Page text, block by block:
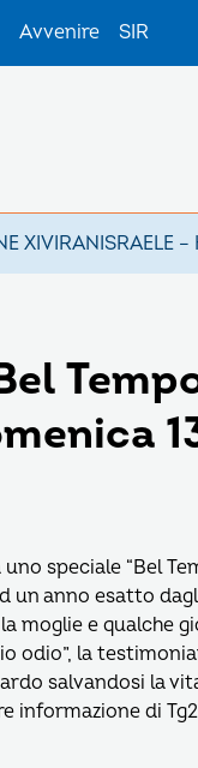
Avvenire SIR
XIVIRANISRAELE
speciale “Bel
un anno esatto
moglie e qualche
odio”, la
salvandosi la
informazione di